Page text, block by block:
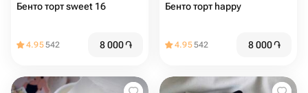
Бенто торт sweet 16
4.95542 8 000֏
Бенто торт happy
4.95542 8 000֏